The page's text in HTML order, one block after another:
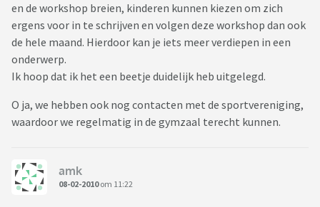
en de workshop breien, kinderen kunnen kiezen om zich
ergens voor in te schrijven en volgen deze workshop dan ook
de hele maand. Hierdoor kan je iets meer verdiepen in een
onderwerp.
Ik hoop dat ik het een beetje duidelijk heb uitgelegd.
O ja, we hebben ook nog contacten met de sportvereniging,
waardoor we regelmatig in de gymzaal terecht kunnen.
amk
08-02-2010om 11:22